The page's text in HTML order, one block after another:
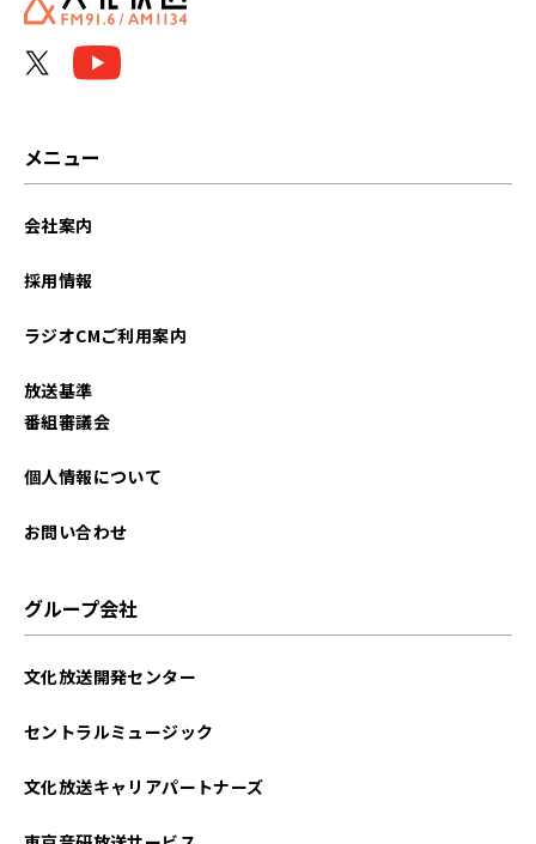
メニュー
会社案内
採用情報
ラジオCMご利用案内
放送基準
番組審議会
個人情報について
お問い合わせ
グループ会社
文化放送開発センター
セントラルミュージック
文化放送キャリアパートナーズ